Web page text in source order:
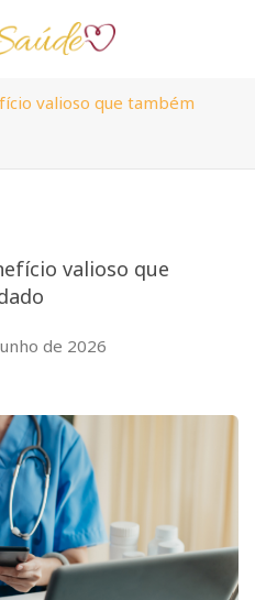
valioso que também
valioso que
de 2026